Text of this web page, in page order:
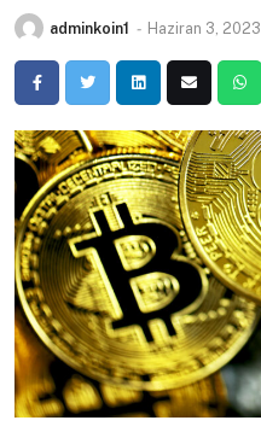
adminkoin1 - Haziran 3, 2023